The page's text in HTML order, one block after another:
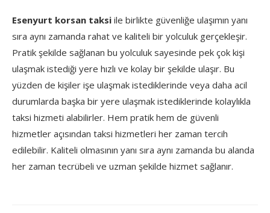
Esenyurt korsan taksi ile birlikte güvenliğe ulaşımın yanı
sıra aynı zamanda rahat ve kaliteli bir yolculuk gerçekleşir.
Pratik şekilde sağlanan bu yolculuk sayesinde pek çok kişi
ulaşmak istediği yere hızlı ve kolay bir şekilde ulaşır. Bu
yüzden de kişiler işe ulaşmak istediklerinde veya daha acil
durumlarda başka bir yere ulaşmak istediklerinde kolaylıkla
taksi hizmeti alabilirler. Hem pratik hem de güvenli
hizmetler açısından taksi hizmetleri her zaman tercih
edilebilir. Kaliteli olmasının yanı sıra aynı zamanda bu alanda
her zaman tecrübeli ve uzman şekilde hizmet sağlanır.